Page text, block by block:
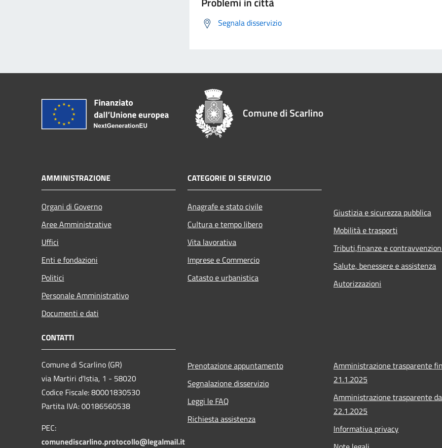
Segnala disservizio
Comune di Scarlino
AMMINISTRAZIONE
Organi di Governo
Aree Amministrative
Uffici
Enti e fondazioni
Politici
Personale Amministrativo
Documenti e dati
CATEGORIE DI SERVIZIO
Anagrafe e stato civile
Cultura e tempo libero
Vita lavorativa
Imprese e Commercio
Catasto e urbanistica
Giustizia e sicurezza pubblica
Mobilità e trasporti
Tributi,finanze e
Salute, benessere e assistenza
Autorizzazioni
CONTATTI
Comune di Scarlino (GR)
via Martiri d'Istia, 1 - 58020
Codice Fiscale: 80001830530
Partita IVA: 00186560538
PEC:
comunediscarlino.protocollo@legalmail.it
Prenotazione appuntamento
Segnalazione disservizio
Leggi le FAQ
Richiesta assistenza
Amministrazione trasparente
21.1.2025
Amministrazione trasparente
22.1.2025
Informativa privacy